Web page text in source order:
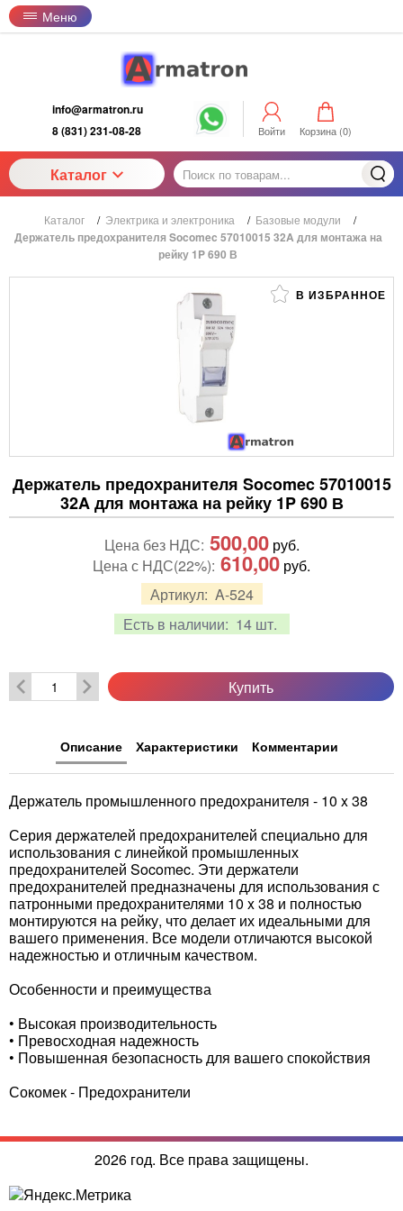
Меню
info@armatron.ru
8 (831) 231-08-28
Войти Корзина (0)
Каталог
Каталог / Электрика и электроника / Базовые модули /
Держатель предохранителя Socomec 57010015 32A для монтажа на
рейку 1P 690 В
В ИЗБРАННОЕ
Держатель предохранителя Socomec 57010015
32A для монтажа на рейку 1P 690 В
Артикул: A-524
Есть в наличии: 14 шт.
Цена без НДС: 500,00руб.
Цена с НДС(22%): 610,00 руб.
Купить
Описание Характеристики Комментарии
Держатель промышленного предохранителя - 10 x 38
Серия держателей предохранителей специально для
использования с линейкой промышленных
предохранителей Socomec. Эти держатели
предохранителей предназначены для использования с
патронными предохранителями 10 x 38 и полностью
монтируются на рейку, что делает их идеальными для
вашего применения. Все модели отличаются высокой
надежностью и отличным качеством.
Особенности и преимущества
• Высокая производительность
• Превосходная надежность
• Повышенная безопасность для вашего спокойствия
Сокомек - Предохранители
2026 год. Все права защищены.